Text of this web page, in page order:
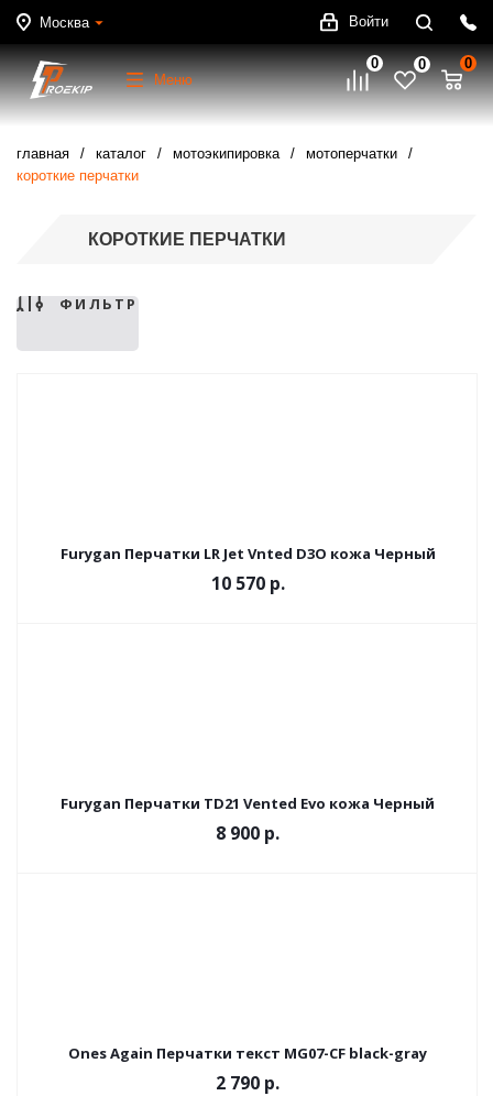
Москва Войти
Меню
0 0 0
главная каталог мотоэкипировка
мотоперчатки
короткие перчатки
КОРОТКИЕ ПЕРЧАТКИ
ФИЛЬТР
Furygan Перчатки LR Jet Vnted D3O кожа Черный
10 570 р.
Furygan Перчатки TD21 Vented Evo кожа Черный
8 900 р.
Ones Again Перчатки текст MG07-CF black-gray
2 790 р.